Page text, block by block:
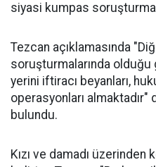
siyasi kumpas
Tezcan açıklamasında
soruşturmalarında olduğu
yerini iftiracı beyanları,
operasyonları
bulundu.
Kızı ve damadı üzerinden